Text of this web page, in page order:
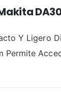
Y Ligero
Permite